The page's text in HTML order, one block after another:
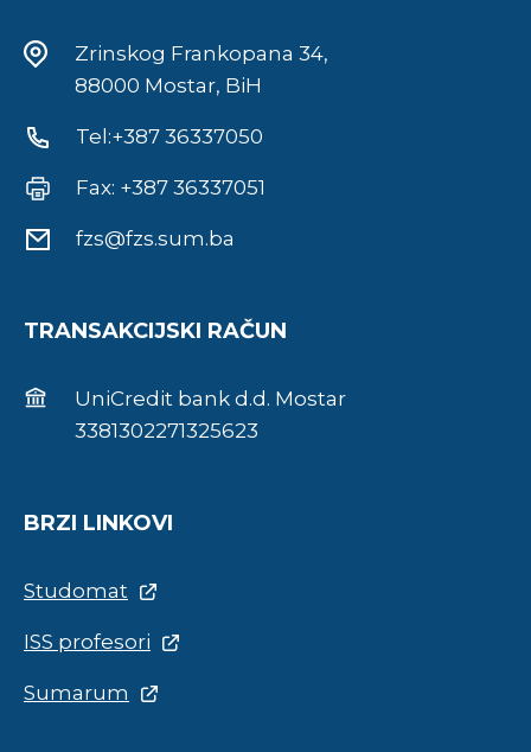
Zrinskog Frankopana 34,
88000 Mostar, BiH
Tel:+387 36337050
Fax: +387 36337051
fzs@fzs.sum.ba
TRANSAKCIJSKI RAČUN
UniCredit bank d.d. Mostar
3381302271325623
BRZI LINKOVI
Studomat
ISS profesori
Sumarum